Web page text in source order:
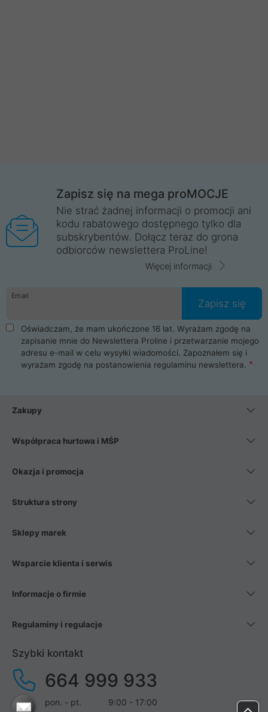
Zapisz się na mega proMOCJE
Nie strać żadnej informacji o promocji ani
kodu rabatowego dostępnego tylko dla
subskrybentów. Dołącz teraz do grona
odbiorców newslettera ProLine!
Więcej informacji
Email
Zapisz się
Oświadczam, że mam ukończone 16 lat. Wyrażam zgodę na
zapisanie mnie do Newslettera Proline i przetwarzanie mojego
adresu e-mail w celu wysyłki wiadomości. Zapoznałem się i
wyrażam zgodę na postanowienia regulaminu newslettera.
Zakupy
Współpraca hurtowa i MŚP
Okazja i promocja
Struktura strony
Sklepy marek
Wsparcie klienta i serwis
Informacje o firmie
Regulaminy i regulacje
Szybki kontakt
664 999 933
pon. - pt.
9:00 - 17:00